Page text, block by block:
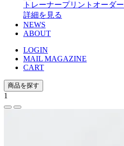
トレーナープリントオーダー
詳細を見る
NEWS
ABOUT
LOGIN
MAIL MAGAZINE
CART
商品を探す
1